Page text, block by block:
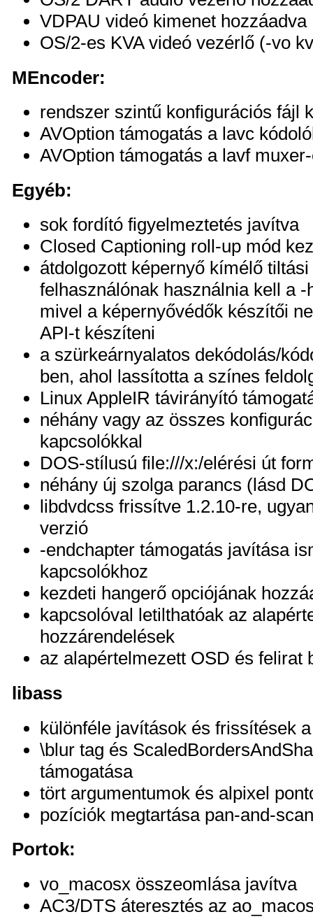
VDPAU videó kimenet hozzáadva
OS/2-es KVA videó vezérlő (-vo
MEncoder:
rendszer szintű konfigurációs fájl
AVOption támogatás a lavc
AVOption támogatás a lavf
Egyéb:
sok fordító figyelmeztetés javítva
Closed Captioning roll-up mód
átdolgozott képernyő kímélő
felhasználónak használnia kell a
mivel a képernyővédők készítői
API-t készíteni
a szürkeárnyalatos dekódolás/
ben, ahol lassította a színes
Linux AppleIR távirányító
néhány vagy az összes
kapcsolókkal
DOS-stílusú file:///x:/elérési út
néhány új szolga parancs (lásd
libdvdcss frissítve 1.2.10-re,
verzió
-endchapter támogatás javítása
kapcsolókhoz
kezdeti hangerő opciójának
kapcsolóval letilthatóak az
hozzárendelések
az alapértelmezett OSD és felirat
libass
különféle javítások és frissítések
\blur tag és
támogatása
tört argumentumok és alpixel
pozíciók megtartása pan-and-
Portok:
vo_macosx összeomlása javítva
AC3/DTS áteresztés az